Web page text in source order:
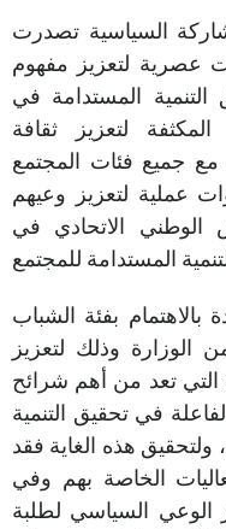
السياسية تصدرت
عصرية لتعزيز مفهوم
التنمية المستدامة في
لتعزيز ثقافة
مع جميع فئات المجتمع
عملية لتعزيز وعيهم
الوطني الاتحادي في
المستدامة للمجتمع
بالاهتمام بفئة الشباب
الوزارة وذلك لتعزيز
التي تعد من أهم شرائح
في تحقيق التنمية
ولتحقيق هذه الغاية فقد
الخاصة بهم وفي
الوعي السياسي لطلبة